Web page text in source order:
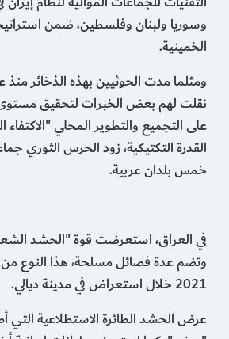
وسوريا ولبنان وفلسطين، ضمن
الخمينية.
نقلت لهم بعض الخبرات لتحقيق
على التجميع والتطوير المحلي "الاكتفاء
القدرة التكتيكية، زود الحرس الثوري
خمس بلدان عربية.
في العراق، استعرضت قوة "الحشد
وتضم عدة فصائل مسلحة، هذا النوع من
2021 خلال استعراض في مدينة ديالي.
عرض الحشد الطائرة الاستطلاعية التي